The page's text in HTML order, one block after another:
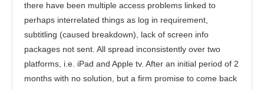
there have been multiple access problems linked to
perhaps interrelated things as log in requirement,
subtitling (caused breakdown), lack of screen info
packages not sent. All spread inconsistently over two
platforms, i.e. iPad and Apple tv. After an initial period of 2
months with no solution, but a firm promise to come back